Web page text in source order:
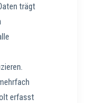
trägt
erfasst